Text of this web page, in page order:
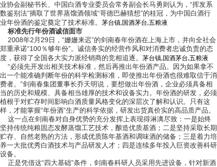
业协会副秘书长、中国白酒专业委员会常务副会长马勇则认为，“挥发系
数鉴别法”摘取了世界蒸馏酒领域“哥德巴赫猜想”的桂冠，为中国白酒行
业年份酒的鉴定奠定了技术标准。 茅台镇,国酒茅台,五粮液
标准先行年份酒诚信面市
2008年2月29日，“姗姗来迟”的剑南春年份酒在上海上市，并向全社会
郑重承诺“100％够年份”。诚信务实的经营作风和对消费者忠诚负责的态
度，获得了全国各大实力派经销商的竞相追逐。 茅台镇,国酒茅台,五粮液
“必须先开发出相关技术标准，然后再推出年份酒产品。因为如果拿不
出一个能准确判断年份的科学检测标准，即使推出年份酒也很难取信于消
费者。”剑南春集团董事长乔天明说，要想做出年份酒，企业必须具备相
当的历史和规模、具备相当雄厚的技术和设备实力。年份酒的研发，必须
植根于对贮存时间影响白酒质量风格变化的深层次了解和认识。只有这
样，才能掌握“年份酒”生产的科学依据，研发出货真价实的高品质产品。
这一点在剑南春对自身优势的充分发挥上表现得淋漓尽致：一是始终
坚持传统纯粮固态发酵蒸馏工艺技术，酿造优质基酒；二是坚持采取长期
贮存、自然老熟的方法，形成优质陈年基酒和调味酒的储备；三是着力培
养一大批优秀白酒技术与产品研发人才；四是连续多年投入巨资改善科研
设备。
正是凭借这“四大基础”条件，剑南春科研人员采用先进设备，针对新酒